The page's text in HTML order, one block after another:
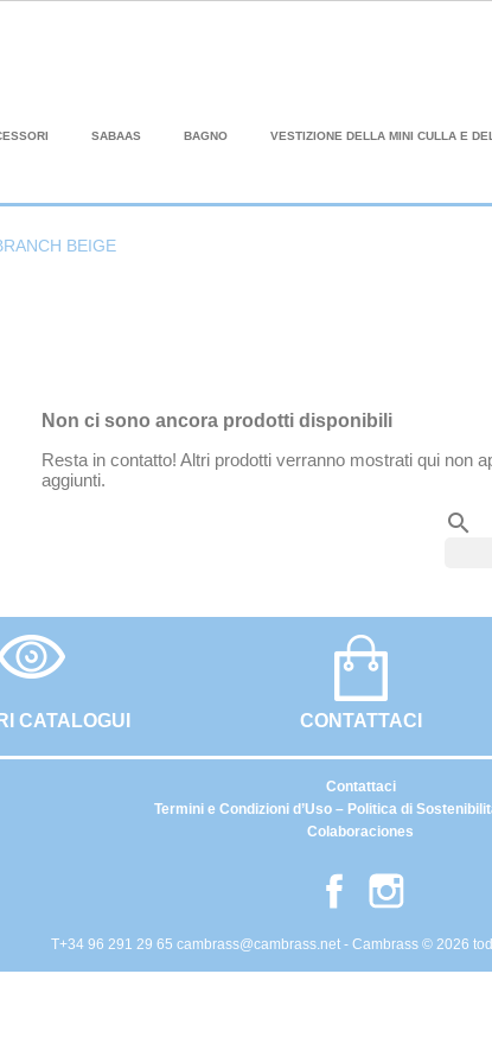
SABAAS BAGNO VESTIZIONE DELLA MINI CULLA E
BEIGE
Non ci sono ancora prodotti disponibili
Resta in contatto! Altri prodotti verranno mostrati qui non
aggiunti.
search
CATALOGUI CONTATTACI
Termini e Condizioni d’Uso – Politica di
Colaboraciones
Contattaci
Facebook
T+34 96 291 29 65 cambrass@cambrass.net - Cambrass © 2026